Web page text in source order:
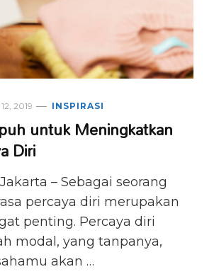
2019 INSPIRASI
untuk Meningkatkan
Diri
– Sebagai seorang
percaya diri merupakan
penting. Percaya diri
modal, yang tanpanya,
akan …